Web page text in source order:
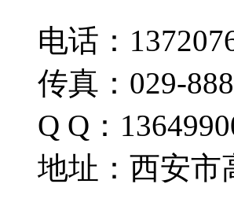
电话：
传真：029-
Q Q：
地址：西安市